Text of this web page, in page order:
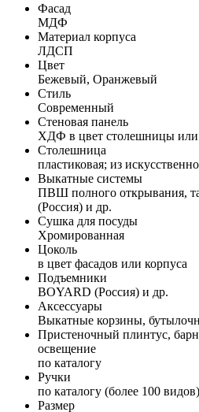
Фасад
МДФ
Материал корпуса
ЛДСП
Цвет
Бежевый, Оранжевый
Стиль
Современный
Стеновая панель
ХДФ в цвет столешницы или
Столешница
пластиковая; из
Выкатные системы
ПВШ полного открывания,
(Россия) и др.
Сушка для посуды
Хромированная
Цоколь
в цвет фасадов или корпуса
Подъемники
BOYARD (Россия) и др.
Аксессуары
Выкатные корзины,
Пристеночный плинтус,
освещение
по каталогу
Ручки
по каталогу (более 100 видов)
Размер